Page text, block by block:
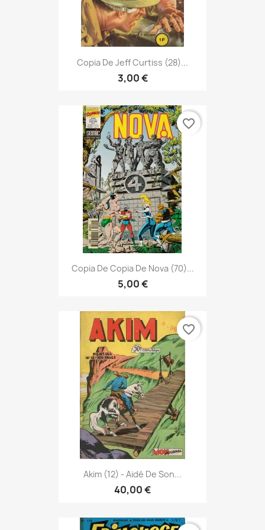
Copia De Jeff Curtiss (28)...
3,00 €
Copia De Copia De Nova (70)...
5,00 €
favorite_border
Akim (12) - Aidé De Son...
40,00 €
favorite_border